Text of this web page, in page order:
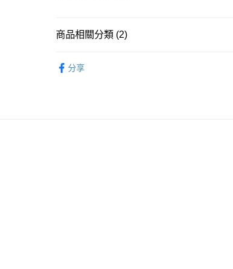
商品相關分類 (2)
分享